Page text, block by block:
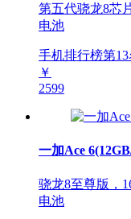
第五代骁龙8芯
电池
手机排行榜第13
￥
2599
一加Ace
骁龙8至尊版，
电池